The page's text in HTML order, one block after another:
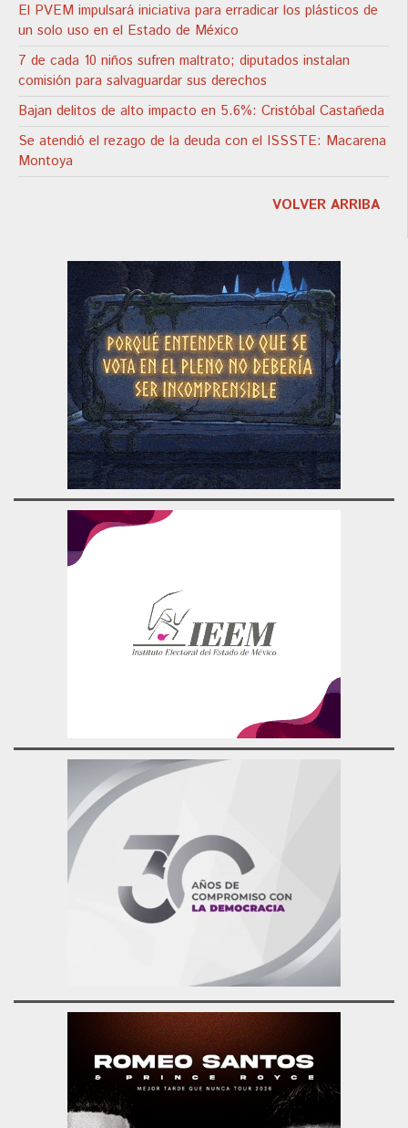
El PVEM impulsará iniciativa para erradicar los plásticos de
un solo uso en el Estado de México
7 de cada 10 niños sufren maltrato; diputados instalan
comisión para salvaguardar sus derechos
Bajan delitos de alto impacto en 5.6%: Cristóbal Castañeda
Se atendió el rezago de la deuda con el ISSSTE: Macarena
Montoya
VOLVER ARRIBA